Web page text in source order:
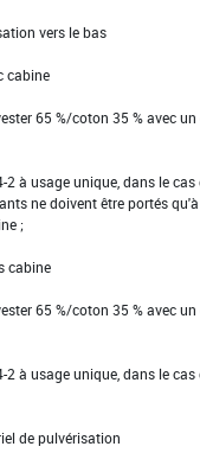
vers le bas
cabine
65 %/coton 35 % avec
2 à usage unique, dans le
ne doivent être portés
;
cabine
65 %/coton 35 % avec
2 à usage unique, dans le
de pulvérisation